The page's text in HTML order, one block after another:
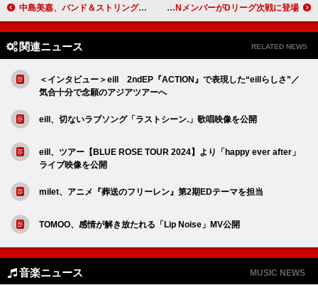
中島美嘉、バンド＆ストリングスの特別編成でアジアツアーへ LDH SCREAM、Maddy Soma参加「L's up」配信リリース KID PHENOMENONメンバーがDリーグ次戦に登場
関連ニュース RELATED NEWS
＜インタビュー＞eill 2ndEP『ACTION』で表現した“eillらしさ”／
気合十分で念願のアジアツアーへ
eill、切ないラブソング「ラストシーン.」歌唱映像を公開
eill、ツアー【BLUE ROSE TOUR 2024】より「happy ever after」
ライブ映像を公開
milet、アニメ『葬送のフリーレン』第2期EDテーマを担当
TOMOO、感情が解き放たれる「Lip Noise」MV公開
音楽ニュース MUSIC NEWS